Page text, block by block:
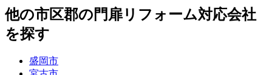
他の市区郡の門扉リフォーム対応会社
を探す
盛岡市